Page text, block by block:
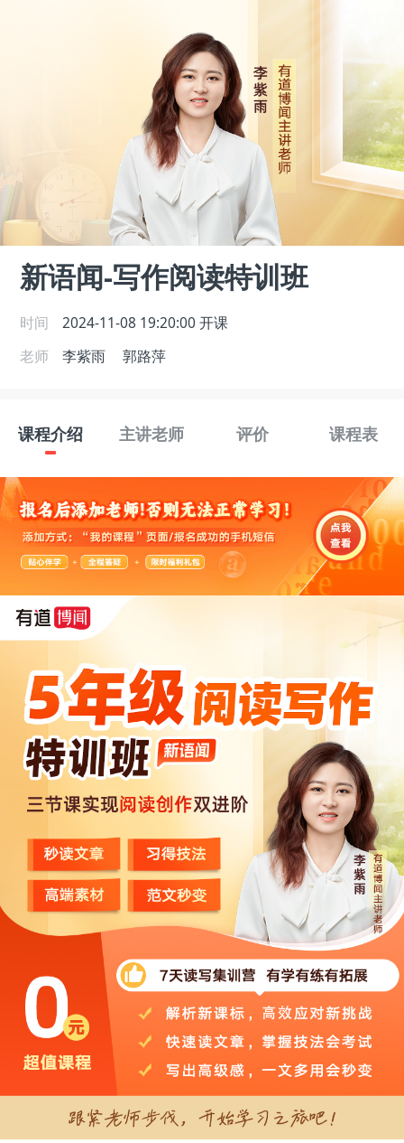
新语闻-写作阅读特训班
时间 2024-11-08 19:20:00 开课
老师
李紫雨 郭路萍
课程介绍 主讲老师 评价 课程表